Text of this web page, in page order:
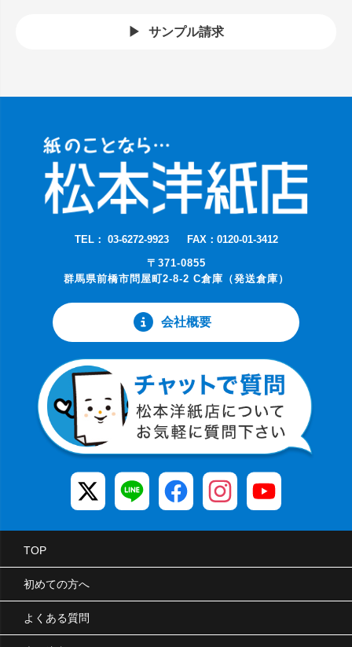
サンプル請求
TEL： 03-6272-9923
FAX：0120-01-3412
〒371-0855
群馬県前橋市問屋町2-8-2 C倉庫（発送倉庫）
会社概要
TOP
初めての方へ
よくある質問